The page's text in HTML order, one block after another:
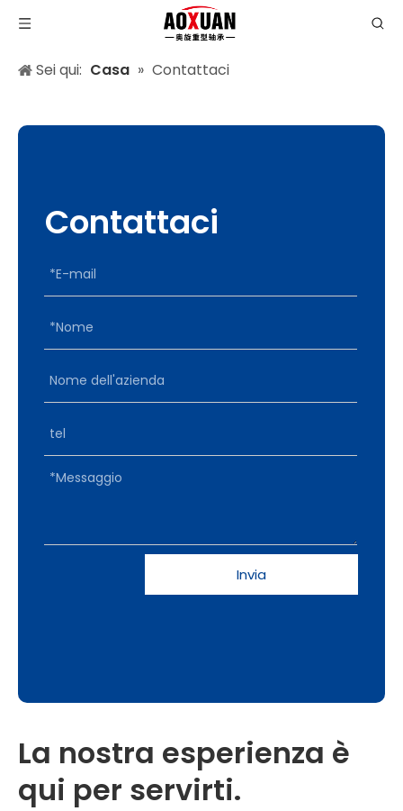
Sei qui: Casa » Contattaci
Contattaci
Invia
La nostra esperienza è
qui per servirti.